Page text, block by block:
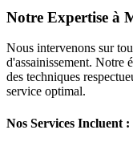
Notre Expertise à
Nous intervenons sur
d'assainissement. Notre
des techniques
service optimal.
Nos Services Incluent :